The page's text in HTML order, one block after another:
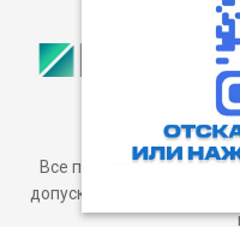
Все права защищены.
допускается только с